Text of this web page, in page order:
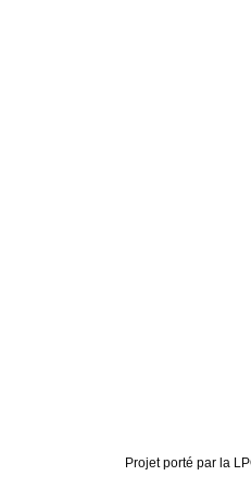
Projet porté par la